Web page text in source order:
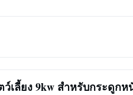
เลี้ยง 9kw สำหรับกระดูกห